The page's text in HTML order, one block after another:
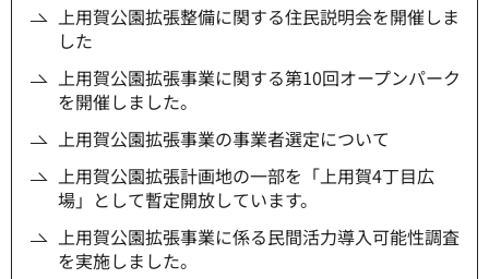
上用賀公園拡張整備に関する住民説明会を開催しま
した
上用賀公園拡張事業に関する第10回オープンパーク
を開催しました。
上用賀公園拡張事業の事業者選定について
上用賀公園拡張計画地の一部を「上用賀4丁目広
場」として暫定開放しています。
上用賀公園拡張事業に係る民間活力導入可能性調査
を実施しました。